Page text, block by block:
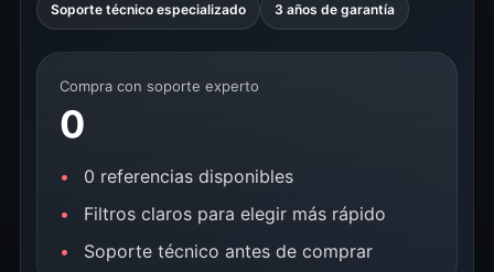
Soporte técnico especializado 3 años de garantía
Compra con soporte experto
0
0 referencias disponibles
Filtros claros para elegir más rápido
Soporte técnico antes de comprar